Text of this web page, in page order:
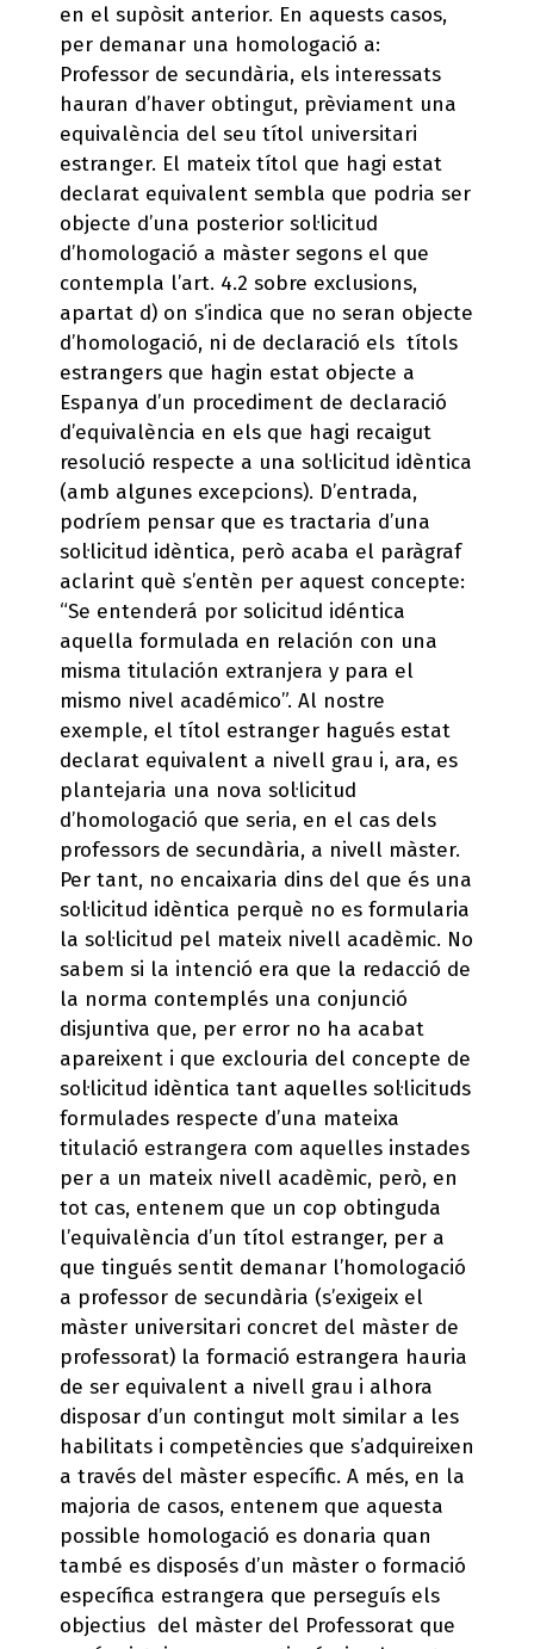
en el supòsit anterior. En aquests casos,
per demanar una homologació a:
Professor de secundària, els interessats
hauran d’haver obtingut, prèviament una
equivalència del seu títol universitari
estranger. El mateix títol que hagi estat
declarat equivalent sembla que podria ser
objecte d’una posterior sol·licitud
d’homologació a màster segons el que
contempla l’art. 4.2 sobre exclusions,
apartat d) on s’indica que no seran objecte
d’homologació, ni de declaració els títols
estrangers que hagin estat objecte a
Espanya d’un procediment de declaració
d’equivalència en els que hagi recaigut
resolució respecte a una sol·licitud idèntica
(amb algunes excepcions). D’entrada,
podríem pensar que es tractaria d’una
sol·licitud idèntica, però acaba el paràgraf
aclarint què s’entèn per aquest concepte:
“Se entenderá por solicitud idéntica
aquella formulada en relación con una
misma titulación extranjera y para el
mismo nivel académico”. Al nostre
exemple, el títol estranger hagués estat
declarat equivalent a nivell grau i, ara, es
plantejaria una nova sol·licitud
d’homologació que seria, en el cas dels
professors de secundària, a nivell màster.
Per tant, no encaixaria dins del que és una
sol·licitud idèntica perquè no es formularia
la sol·licitud pel mateix nivell acadèmic. No
sabem si la intenció era que la redacció de
la norma contemplés una conjunció
disjuntiva que, per error no ha acabat
apareixent i que exclouria del concepte de
sol·licitud idèntica tant aquelles sol·licituds
formulades respecte d’una mateixa
titulació estrangera com aquelles instades
per a un mateix nivell acadèmic, però, en
tot cas, entenem que un cop obtinguda
l’equivalència d’un títol estranger, per a
que tingués sentit demanar l’homologació
a professor de secundària (s’exigeix el
màster universitari concret del màster de
professorat) la formació estrangera hauria
de ser equivalent a nivell grau i alhora
disposar d’un contingut molt similar a les
habilitats i competències que s’adquireixen
a través del màster específic. A més, en la
majoria de casos, entenem que aquesta
possible homologació es donaria quan
també es disposés d’un màster o formació
específica estrangera que perseguís els
objectius del màster del Professorat que